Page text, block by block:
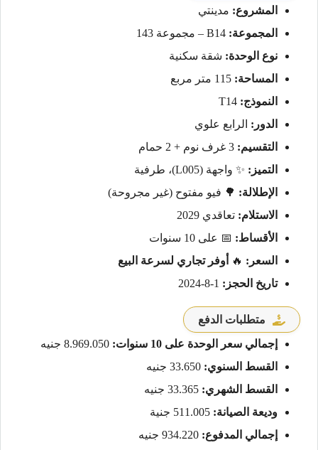
المشروع: مدينتي
المجموعة:
نوع الوحدة: شقة سكنية
المساحة:
النموذج:
الدور: الرابع علوي
التقسيم:
التميز: ✨ واجهة (L005)، طرفية
الإطلالة: 🌳 فيو مفتوح (غير مجروحة)
الاستلام: تعاقدي 2029
الأقساط: 📅 على 10 سنوات
السعر: 🔥
أوفر تجاري لسرعة البيع
تاريخ الحجز:
متطلبات الدفع
إجمالي سعر الوحدة على 10 سنوات:
القسط السنوي:
القسط الشهري:
وديعة الصيانة:
إجمالي المدفوع: